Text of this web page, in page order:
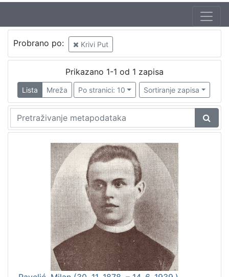
Probrano po: Krivi Put
Prikazano 1-1 od 1 zapisa
Lista Mreža Po stranici: 10 Sortiranje zapisa